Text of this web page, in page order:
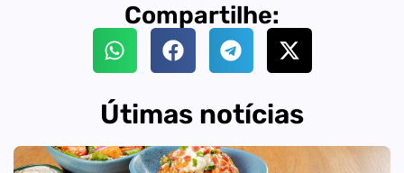
Compartilhe:
Útimas notícias